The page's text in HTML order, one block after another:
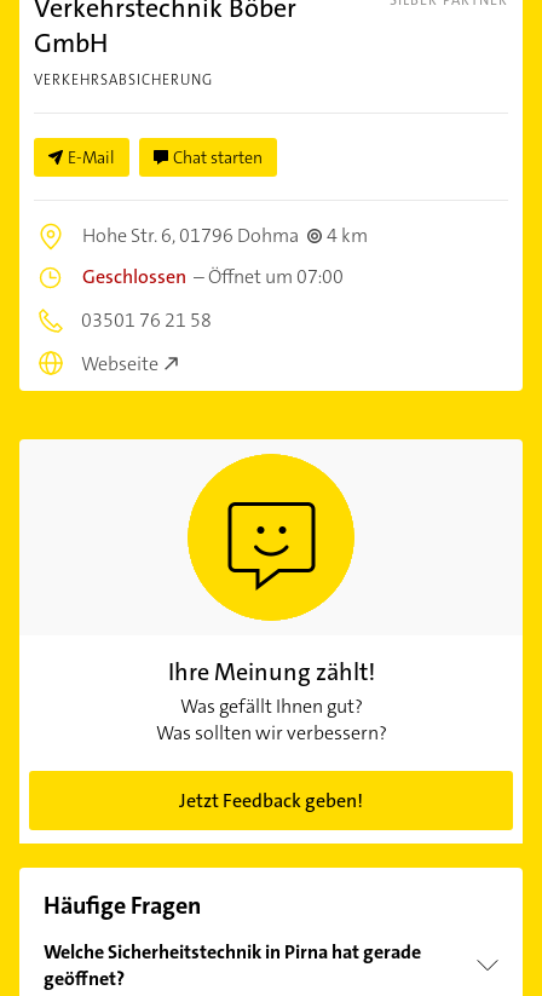
Verkehrstechnik Böber
GmbH
VERKEHRSABSICHERUNG
E-Mail Chat starten
Hohe Str. 6,01796 Dohma
4 km
Geschlossen –Öffnet um 07:00
03501 76 21 58
Webseite
Ihre Meinung zählt!
Was gefällt Ihnen gut?
Was sollten wir verbessern?
Jetzt Feedback geben!
Häufige Fragen
Welche Sicherheitstechnik in Pirna hat gerade
geöffnet?